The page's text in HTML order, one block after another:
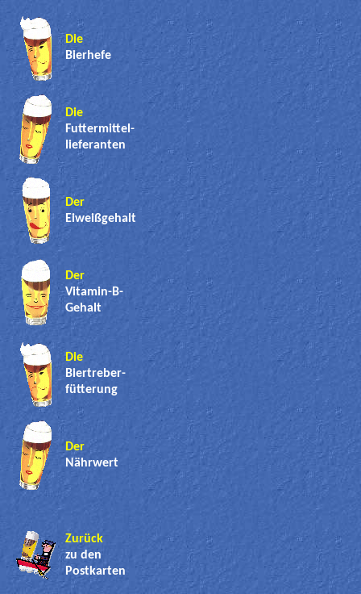
Die
Bierhefe
Die
Futtermittel-
lieferanten
Der
Eiweißgehalt
Der
Vitamin-B-
Gehalt
Die
Biertreber-
fütterung
Der
Nährwert
Zurück
zu den
Postkarten